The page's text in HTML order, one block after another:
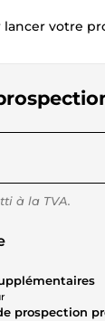
votre
$US
à la TVA.
prospection